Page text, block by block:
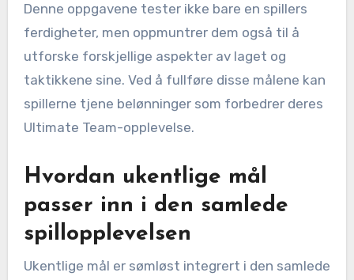
Denne oppgavene tester ikke bare en spillers
ferdigheter, men oppmuntrer dem også til å
utforske forskjellige aspekter av laget og
taktikkene sine. Ved å fullføre disse målene kan
spillerne tjene belønninger som forbedrer deres
Ultimate Team-opplevelse.
Hvordan ukentlige mål
passer inn i den samlede
spillopplevelsen
Ukentlige mål er sømløst integrert i den samlede